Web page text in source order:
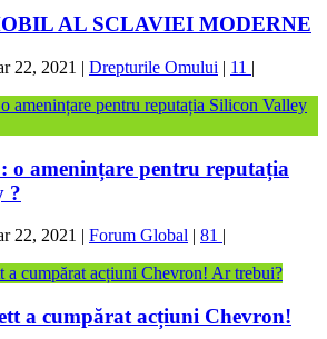
AL SCLAVIEI MODERNE
22, 2021 | Drepturile Omului | 11 |
o amenințare pentru reputația
?
22, 2021 Forum Global 81
a cumpărat acțiuni Chevron!